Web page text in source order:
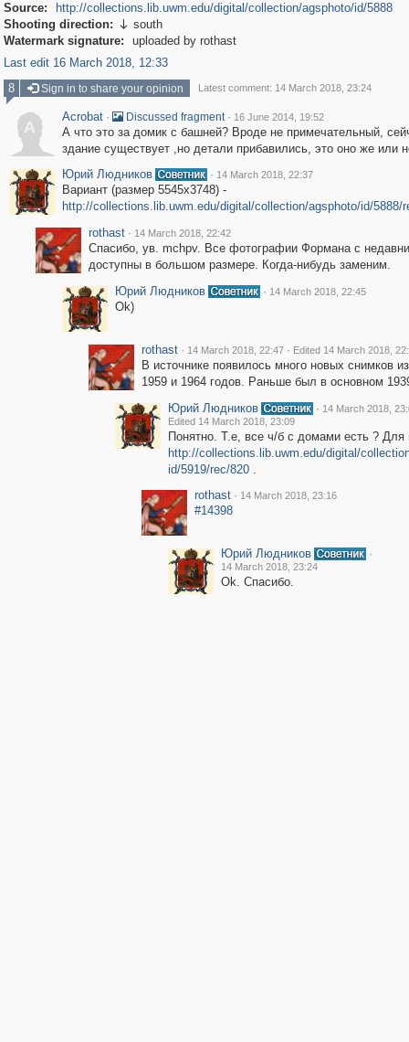
Source:
http://collections.lib.uwm.edu/digital/collection/agsphoto/id/5888
Shooting direction:  south
Watermark signature:
uploaded by rothast
Last edit 16 March 2018, 12:33
8
Sign in to share your opinion Latest comment: 14 March 2018, 23:24
A
Acrobat · Discussed fragment · 16 June 2014, 19:52
А что это за домик с башней? Вроде не примечательный,
здание существует ,но детали прибавились, это оно же или
Юрий Людников
· 14 March 2018, 22:37
Вариант (размер 5545х3748) -
http://collections.lib.uwm.edu/digital/collection/agsphoto/id/5888/
rothast · 14 March 2018, 22:42
Спасибо, ув. mchpv. Все фотографии Формана с
доступны в большом размере. Когда-нибудь заменим.
Юрий Людников
· 14 March 2018, 22:45
Ok)
rothast · 14 March 2018, 22:47 · Edited 14 March 2018,
В источнике появилось много новых снимков
1959 и 1964 годов. Раньше был в основном
Юрий Людников
· 14 March 2018,
Edited 14 March 2018, 23:09
Понятно. Т.е, все ч/б с домами есть ? Для
http://collections.lib.uwm.edu/digital/
id/5919/rec/820.
rothast · 14 March 2018, 23:16
#14398
Юрий Людников ·
14 March 2018, 23:24
Ok. Спасибо.